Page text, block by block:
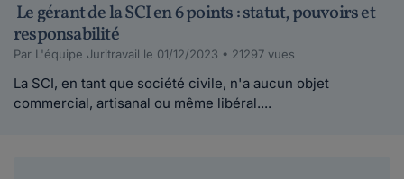
Le gérant de la SCI en 6 points : statut, pouvoirs et
responsabilité
Par L'équipe Juritravail le 01/12/2023 • 21297 vues
La SCI, en tant que société civile, n'a aucun objet
commercial, artisanal ou même libéral....